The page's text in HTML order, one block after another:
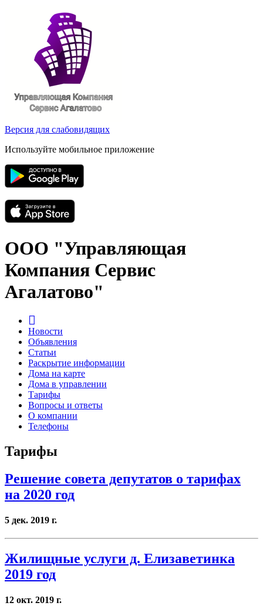
Версия для слабовидящих
Используйте мобильное приложение
ООО "Управляющая
Компания Сервис
Агалатово"
Новости
Объявления
Статьи
Раскрытие информации
Дома на карте
Дома в управлении
Тарифы
Вопросы и ответы
О компании
Телефоны
Тарифы
Решение совета депутатов о тарифах
на 2020 год
5 дек. 2019 г.
Жилищные услуги д. Елизаветинка
2019 год
12 окт. 2019 г.